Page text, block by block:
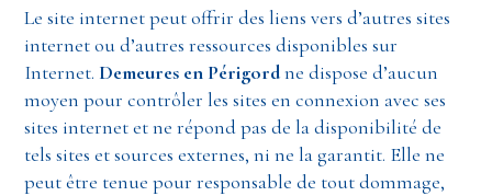
Le site internet peut offrir des liens vers d’autres sites
internet ou d’autres ressources disponibles sur
Internet. Demeures en Périgordne dispose d’aucun
moyen pour contrôler les sites en connexion avec ses
sites internet et ne répond pas de la disponibilité de
tels sites et sources externes, ni ne la garantit. Elle ne
peut être tenue pour responsable de tout dommage,